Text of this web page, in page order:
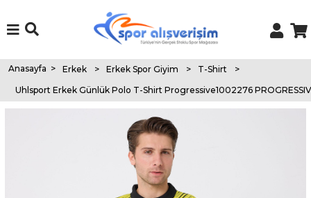
Anasayfa > Erkek > Erkek Spor Giyim > T-Shirt
>
Uhlsport Erkek Günlük Polo T-Shirt Progressive1002276